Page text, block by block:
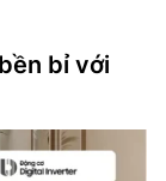
bỉ với